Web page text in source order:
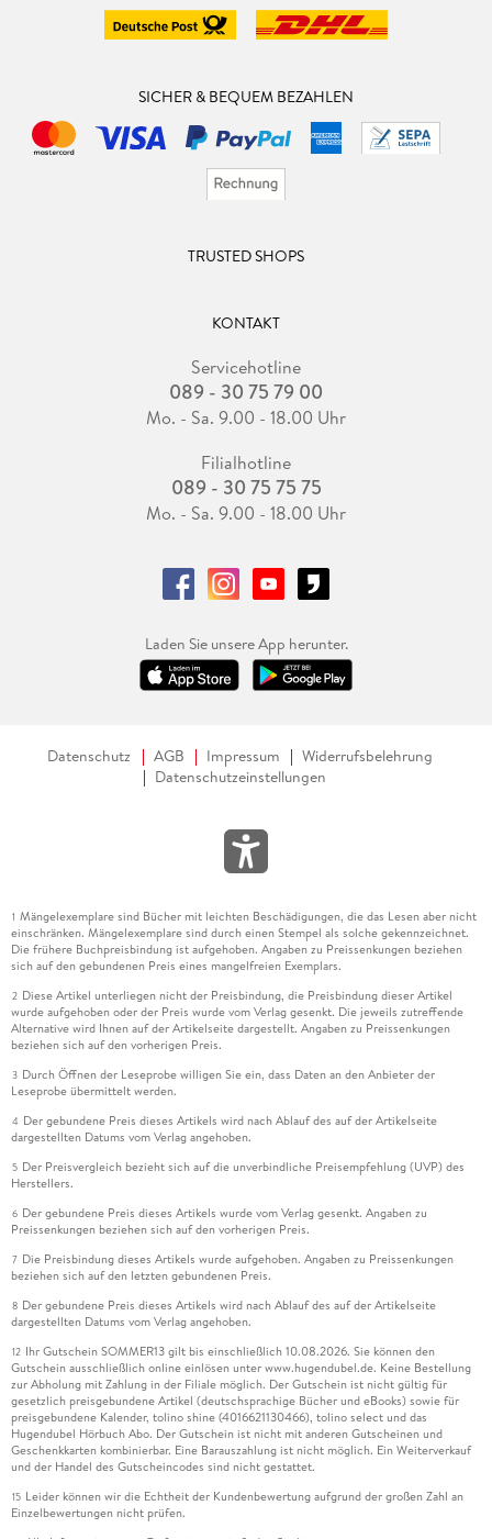
SICHER & BEQUEM BEZAHLEN
TRUSTED SHOPS
KONTAKT
Servicehotline
089 - 30 75 79 00
Mo. - Sa. 9.00 - 18.00 Uhr
Filialhotline
089 - 30 75 75 75
Mo. - Sa. 9.00 - 18.00 Uhr
Laden Sie unsere App herunter.
Datenschutz AGB Impressum
Widerrufsbelehrung
Datenschutzeinstellungen
1 Mängelexemplare sind Bücher mit leichten Beschädigungen, die das Lesen aber nicht
einschränken. Mängelexemplare sind durch einen Stempel als solche gekennzeichnet.
Die frühere Buchpreisbindung ist aufgehoben. Angaben zu Preissenkungen beziehen
sich auf den gebundenen Preis eines mangelfreien Exemplars.
2 Diese Artikel unterliegen nicht der Preisbindung, die Preisbindung dieser Artikel
wurde aufgehoben oder der Preis wurde vom Verlag gesenkt. Die jeweils zutreffende
Alternative wird Ihnen auf der Artikelseite dargestellt. Angaben zu Preissenkungen
beziehen sich auf den vorherigen Preis.
3 Durch Öffnen der Leseprobe willigen Sie ein, dass Daten an den Anbieter der
Leseprobe übermittelt werden.
4 Der gebundene Preis dieses Artikels wird nach Ablauf des auf der Artikelseite
dargestellten Datums vom Verlag angehoben.
5 Der Preisvergleich bezieht sich auf die unverbindliche Preisempfehlung (UVP) des
Herstellers.
6 Der gebundene Preis dieses Artikels wurde vom Verlag gesenkt. Angaben zu
Preissenkungen beziehen sich auf den vorherigen Preis.
7 Die Preisbindung dieses Artikels wurde aufgehoben. Angaben zu Preissenkungen
beziehen sich auf den letzten gebundenen Preis.
8 Der gebundene Preis dieses Artikels wird nach Ablauf des auf der Artikelseite
dargestellten Datums vom Verlag angehoben.
12 Ihr Gutschein SOMMER13 gilt bis einschließlich 10.08.2026. Sie können den
Gutschein ausschließlich online einlösen unter www.hugendubel.de. Keine Bestellung
zur Abholung mit Zahlung in der Filiale möglich. Der Gutschein ist nicht gültig für
gesetzlich preisgebundene Artikel (deutschsprachige Bücher und eBooks) sowie für
preisgebundene Kalender, tolino shine (4016621130466), tolino select und das
Hugendubel Hörbuch Abo. Der Gutschein ist nicht mit anderen Gutscheinen und
Geschenkkarten kombinierbar. Eine Barauszahlung ist nicht möglich. Ein Weiterverkauf
und der Handel des Gutscheincodes sind nicht gestattet.
15 Leider können wir die Echtheit der Kundenbewertung aufgrund der großen Zahl an
Einzelbewertungen nicht prüfen.